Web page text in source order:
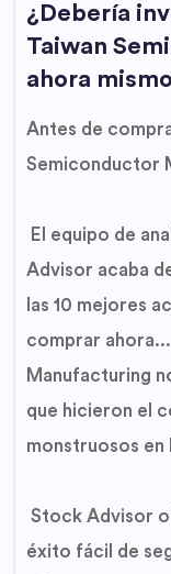
¿Debería
Taiwan
ahora
Antes de
Semiconductor
El equipo de
Advisor acaba
las 10 mejores
comprar
Manufacturing
que hicieron el
monstruosos en
Stock Advisor
éxito fácil de